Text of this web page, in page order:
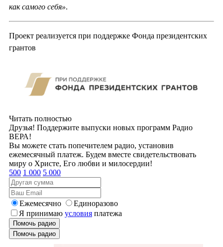
как самого себя».
Проект реализуется при поддержке Фонда президентских
грантов
Читать полностью
Друзья! Поддержите выпуски новых программ Радио
ВЕРА!
Вы можете стать попечителем радио, установив
ежемесячный платеж. Будем вместе свидетельствовать
миру о Христе, Его любви и милосердии!
500 1 000 5 000
Ежемесячно
Единоразово
Я принимаю условия платежа
Помочь радио
Помочь радио